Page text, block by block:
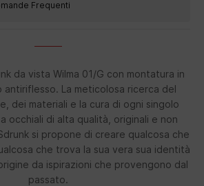
Frequenti
da vista Wilma 01/G con montatura in
antiriflesso. La meticolosa ricerca del
dei materiali e la cura di ogni singolo
occhiali di alta qualità, originali e non
si propone di creare qualcosa che
che trova la sua vera sua identità
da ispirazioni che provengono dal
passato.